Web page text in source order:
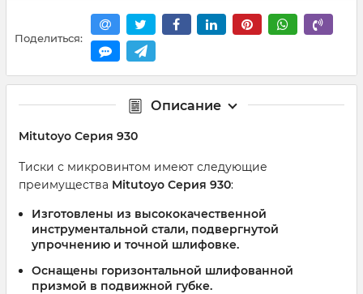
Поделиться:
Описание
Mitutoyo Серия 930
Тиски с микровинтом имеют следующие
преимущества Mitutoyo Серия 930:
Изготовлены из высококачественной
инструментальной стали, подвергнутой
упрочнению и точной шлифовке.
Оснащены горизонтальной шлифованной
призмой в подвижной губке.